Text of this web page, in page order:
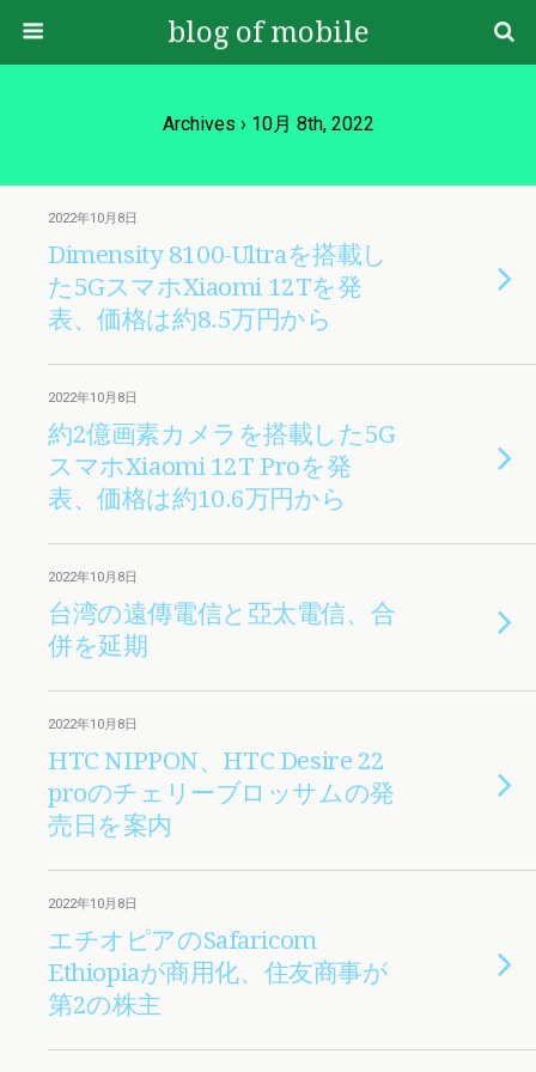
blog of mobile
Archives › 10月 8th, 2022
2022年10月8日
Dimensity 8100-Ultraを搭載し
た5GスマホXiaomi 12Tを発
表、価格は約8.5万円から
2022年10月8日
約2億画素カメラを搭載した5G
スマホXiaomi 12T Proを発
表、価格は約10.6万円から
2022年10月8日
台湾の遠傳電信と亞太電信、合
併を延期
2022年10月8日
HTC NIPPON、HTC Desire 22
proのチェリーブロッサムの発
売日を案内
2022年10月8日
エチオピアのSafaricom
Ethiopiaが商用化、住友商事が
第2の株主